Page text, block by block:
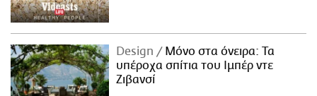
Design
Μόνο στα όνειρα: Τα
υπέροχα σπίτια του Ιμπέρ ντε
Ζιβανσί